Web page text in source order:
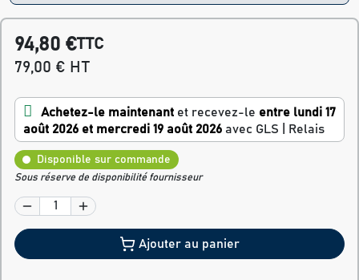
94,80 €TTC
79,00 € HT
Achetez-le maintenant et recevez-le entre lundi 17
août 2026 et mercredi 19 août 2026 avec GLS | Relais
Disponible sur commande
Sous réserve de disponibilité fournisseur
Ajouter au panier